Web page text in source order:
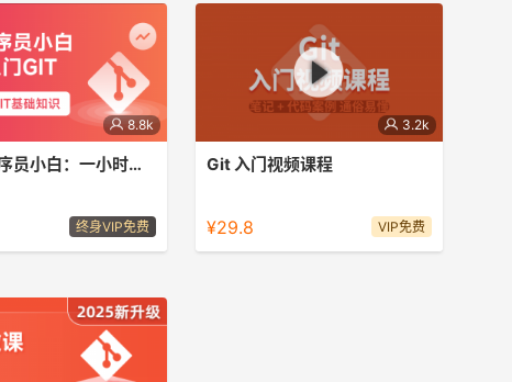
8.8k
带领女程序员小白：一小时轻松掌握GIT入门知识
终身VIP免费
3.2k
Git 入门视频课程
你快速学习Git技术，适合初学者的教
程
¥29.8 VIP免费